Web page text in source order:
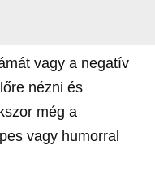
vagy a negatív
nézni és
még a
vagy humorral